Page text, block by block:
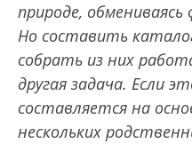
природе,
Но составить
собрать из них
другая задача. Если
составляется на
нескольких